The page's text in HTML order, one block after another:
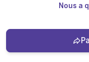
Nous a